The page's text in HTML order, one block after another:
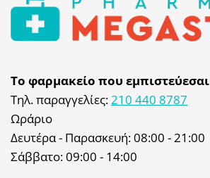
Το φαρμακείο που εμπιστεύεσαι
Τηλ. παραγγελίες:210 440 8787
Ωράριο
Δευτέρα - Παρασκευή: 08:00 - 21:00
Σάββατο: 09:00 - 14:00